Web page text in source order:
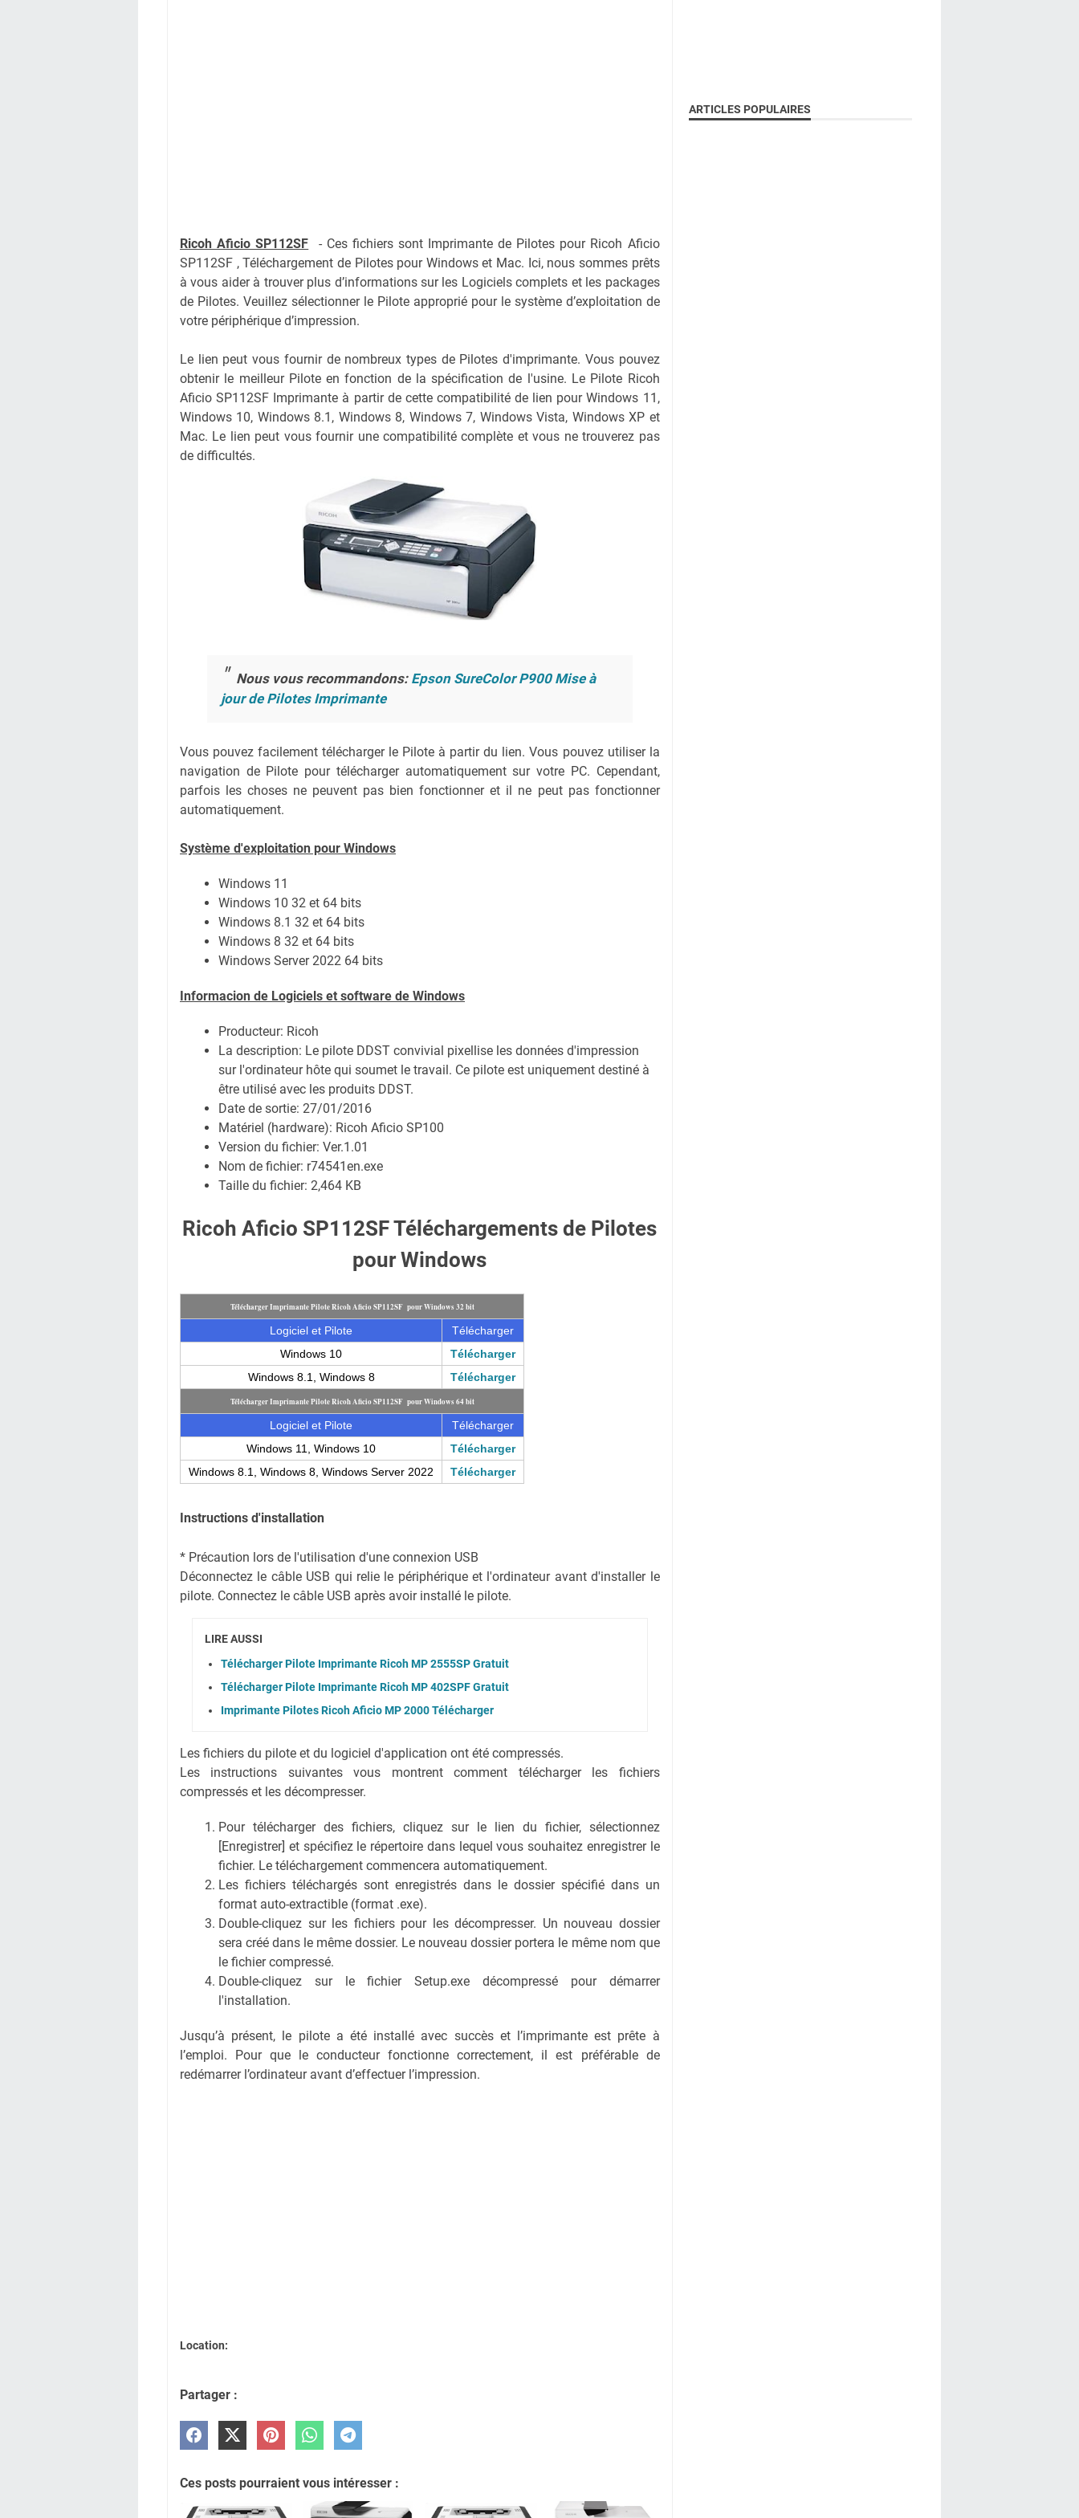
Ricoh Aficio SP112SF - Ces fichiers sont Imprimante de Pilotes pour Ricoh Aficio
SP112SF , Téléchargement de Pilotes pour Windows et Mac. Ici, nous sommes prêts
à vous aider à trouver plus d’informations sur les Logiciels complets et les packages
de Pilotes. Veuillez sélectionner le Pilote approprié pour le système d’exploitation de
votre périphérique d’impression.
Le lien peut vous fournir de nombreux types de Pilotes d'imprimante. Vous pouvez
obtenir le meilleur Pilote en fonction de la spécification de l'usine. Le Pilote Ricoh
Aficio SP112SF Imprimante à partir de cette compatibilité de lien pour Windows 11,
Windows 10, Windows 8.1, Windows 8, Windows 7, Windows Vista, Windows XP et
Mac. Le lien peut vous fournir une compatibilité complète et vous ne trouverez pas
de difficultés.
Nous vous recommandons: Epson SureColor P900 Mise à
jour de Pilotes Imprimante
Vous pouvez facilement télécharger le Pilote à partir du lien.Vous pouvez utiliser la
navigation de Pilote pour télécharger automatiquement sur votre PC. Cependant,
parfois les choses ne peuvent pas bien fonctionner et il ne peut pas fonctionner
automatiquement.
Système d'exploitation pour Windows
Windows 11
Windows 10 32 et 64 bits
Windows 8.1 32 et 64 bits
Windows 8 32 et 64 bits
Windows Server 2022 64 bits
Informacion de Logiciels et software de Windows
Producteur: Ricoh
La description: Le pilote DDST convivial pixellise les données d'impression
sur l'ordinateur hôte qui soumet le travail. Ce pilote est uniquement destiné à
être utilisé avec les produits DDST.
Date de sortie: 27/01/2016
Matériel (hardware): Ricoh Aficio SP100
Version du fichier: Ver.1.01
Nom de fichier: r74541en.exe
Taille du fichier: 2,464 KB
Ricoh Aficio SP112SF Téléchargements de Pilotes
pour Windows
Télécharger Imprimante Pilote Ricoh Aficio SP112SF pour Windows 32 bit
Logiciel et Pilote
Télécharger
Windows 10
Télécharger
Windows 8.1, Windows 8
Télécharger
Télécharger Imprimante Pilote Ricoh Aficio SP112SF pour Windows 64 bit
Logiciel et Pilote
Télécharger
Windows 11, Windows 10
Télécharger
Windows 8.1, Windows 8, Windows Server 2022
Télécharger
Instructions d'installation
* Précaution lors de l'utilisation d'une connexion USB
Déconnectez le câble USB qui relie le périphérique et l'ordinateur avant d'installer le
pilote. Connectez le câble USB après avoir installé le pilote.
LIRE AUSSI
Télécharger Pilote Imprimante Ricoh MP 2555SP Gratuit
Télécharger Pilote Imprimante Ricoh MP 402SPF Gratuit
Imprimante Pilotes Ricoh Aficio MP 2000 Télécharger
Les fichiers du pilote et du logiciel d'application ont été compressés.
Les instructions suivantes vous montrent comment télécharger les fichiers
compressés et les décompresser.
Pour télécharger des fichiers, cliquez sur le lien du fichier, sélectionnez
[Enregistrer] et spécifiez le répertoire dans lequel vous souhaitez enregistrer le
fichier. Le téléchargement commencera automatiquement.
Les fichiers téléchargés sont enregistrés dans le dossier spécifié dans un
format auto-extractible (format .exe).
Double-cliquez sur les fichiers pour les décompresser. Un nouveau dossier
sera créé dans le même dossier. Le nouveau dossier portera le même nom que
le fichier compressé.
Double-cliquez sur le fichier Setup.exe décompressé pour démarrer
l'installation.
Jusqu’à présent, le pilote a été installé avec succès et l’imprimante est prête à
l’emploi. Pour que le conducteur fonctionne correctement, il est préférable de
redémarrer l’ordinateur avant d’effectuer l’impression.
Location:
Partager :
Ces posts pourraient vous intéresser :
ARTICLES POPULAIRES